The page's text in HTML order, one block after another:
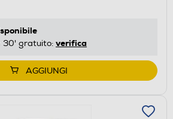
30' gratuito: verifica
AGGIUNGI